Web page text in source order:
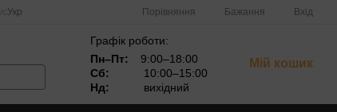
Укр Порівняння Бажання Вхід
Графік роботи:
Пн–Пт:
9:00–18:00
Сб:
10:00–15:00
Нд:
вихідний
Мій кошик